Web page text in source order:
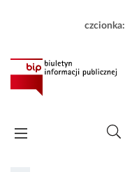
czcionka: